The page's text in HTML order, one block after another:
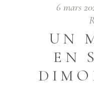
6 mars
UN
EN